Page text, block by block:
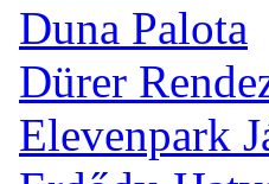
Duna Palota
Dürer
Elevenpark